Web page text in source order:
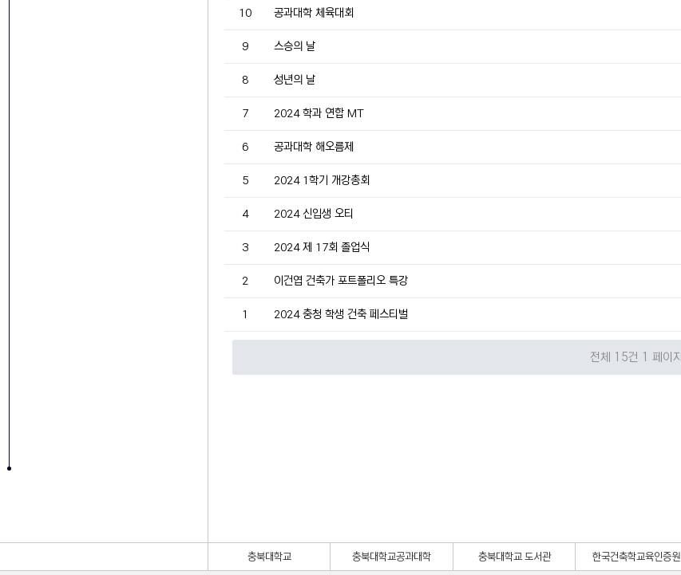
10 공과대학 체육대회
9 스승의 날
8 성년의 날
7 2024 학과 연합 MT
6 공과대학 해오름제
5 2024 1학기 개강총회
4 2024 신입생 오티
3 2024 제 17회 졸업식
2 이건엽 건축가 포트폴리오 특강
1 2024 충청 학생 건축 페스티벌
전체 15건 1 페이지
충북대학교 충북대학교공과대학 충북대학교 도서관 한국건축학교육인증원